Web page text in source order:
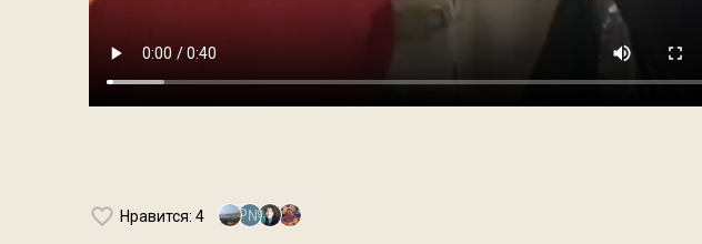
Нравится: 4 Р№